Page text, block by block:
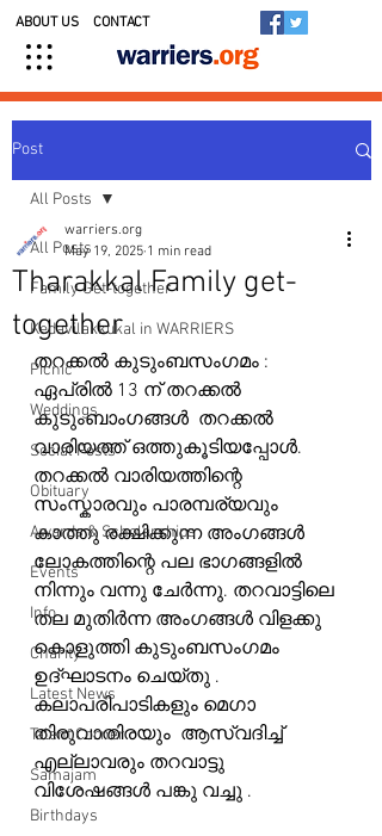
ABOUT US CONTACT
Post
All Posts
Family Get-together
Kedavilakkukal in WARRIERS
Picnic
Weddings
Social Posts
Obituary
Awards & Scholarships
Events
Info
Charity
Latest News
Talent Corner
Samajam
Birthdays
All Posts
Tharakkal Family get-
together
warriers.org
May 19, 2025 1 min read
തറക്കൽ കുടുംബസംഗമം :
ഏപ്രിൽ 13 ന് തറക്കൽ
കുടുംബാംഗങ്ങൾ  തറക്കൽ
വാരിയത്ത് ഒത്തുകൂടിയപ്പോൾ.
തറക്കൽ വാരിയത്തിന്റെ
സംസ്കാരവും പാരമ്പര്യവും
കാത്തു രക്ഷിക്കുന്ന അംഗങ്ങൾ
ലോകത്തിന്റെ പല ഭാഗങ്ങളിൽ
നിന്നും വന്നു ചേർന്നു. തറവാട്ടിലെ
തല മുതിർന്ന അംഗങ്ങൾ വിളക്കു
കൊളുത്തി കുടുംബസംഗമം
ഉദ്ഘാടനം ചെയ്തു .
കലാപരിപാടികളും മെഗാ
തിരുവാതിരയും  ആസ്വദിച്ച്
എല്ലാവരും തറവാട്ടു
വിശേഷങ്ങൾ പങ്കു വച്ചു .